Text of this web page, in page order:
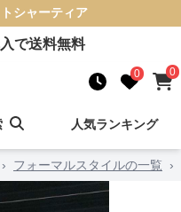
シャーティア
で送料無料
0 0
人気ランキング
› フォーマルスタイルの一覧 ›